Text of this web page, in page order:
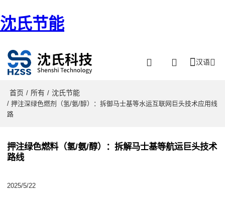
沈氏节能
汉语
首页 / 所有 / 沈氏节能
/ 押注深绿色燃剂（氢/氨/醇）：拆御马士基等水运互联网巨头技术应用线
路
押注绿色燃料（氢/氨/醇）：拆解马士基等航运巨头技术
路线
2025/5/22